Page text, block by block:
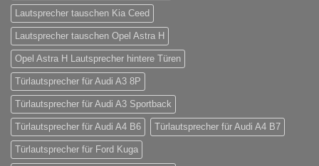
Lautsprecher tauschen Kia Ceed
Lautsprecher tauschen Opel Astra H
Opel Astra H Lautsprecher hintere Türen
Türlautsprecher für Audi A3 8P
Türlautsprecher für Audi A3 Sportback
Türlautsprecher für Audi A4 B6 Türlautsprecher für Audi A4 B7
Türlautsprecher für Ford Kuga